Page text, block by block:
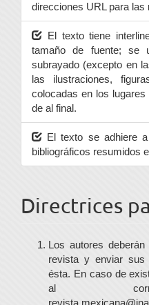
direcciones URL para las
El texto tiene
tamaño de fuente; se
subrayado (excepto en
las ilustraciones,
colocadas en los
de al final.
El texto se adhiere
bibliográficos resumidos
Directrices
Los autores
revista y enviar sus
ésta. En caso de
al